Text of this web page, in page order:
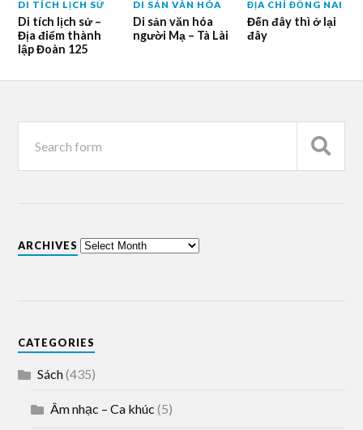
DI TÍCH LỊCH SỬ
Di tích lịch sử –
Địa điểm thành
lập Đoàn 125
DI SẢN VĂN HÓA
Di sản văn hóa
người Mạ – Tà Lài
ĐỊA CHÍ ĐỒNG NAI
Đến đây thì ở lại
đây
ARCHIVES
CATEGORIES
Sách(435)
Âm nhạc – Ca khúc (5)